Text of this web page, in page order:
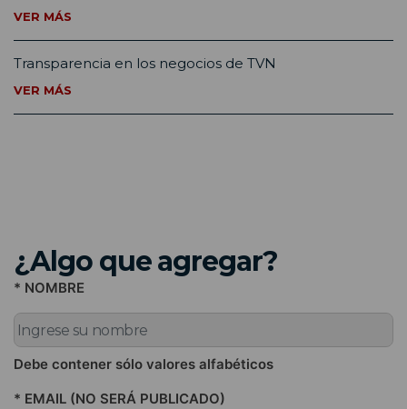
VER MÁS
Transparencia en los negocios de TVN
VER MÁS
¿Algo que agregar?
* NOMBRE
Debe contener sólo valores alfabéticos
* EMAIL (NO SERÁ PUBLICADO)